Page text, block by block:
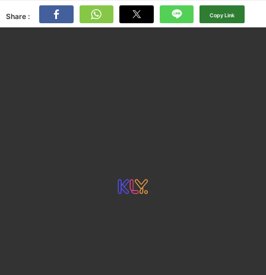
Share : Copy Link